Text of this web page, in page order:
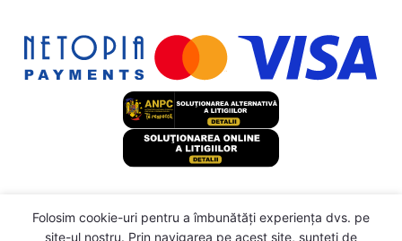
Folosim cookie-uri pentru a îmbunătăți experiența dvs. pe
site-ul nostru. Prin navigarea pe acest site, sunteți de
Stejar
62